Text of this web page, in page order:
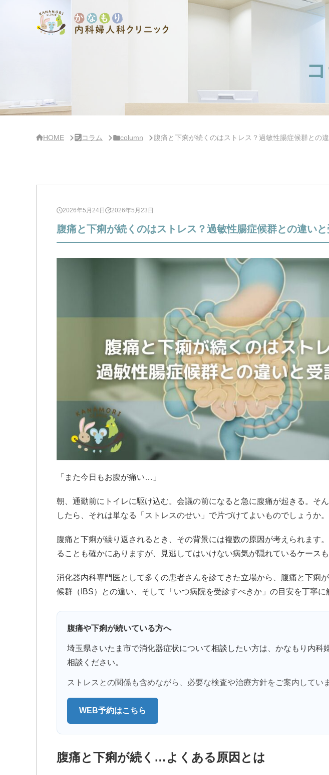
HOME コラム column 腹痛と下痢が続くのはストレス？過敏性腸症候群との
2026年5月24日 2026年5月23日
腹痛と下痢が続くのはストレス？過敏性腸症候群との違い
「また今日もお腹が痛い…」
朝、通勤前にトイレに駆け込む。会議の前になると急に腹痛が起きる。そ
したら、それは単なる「ストレスのせい」で片づけてよいものでしょうか。
腹痛と下痢が繰り返されるとき、その背景には複数の原因が考えられます
ることも確かにありますが、見逃してはいけない病気が隠れているケースも
消化器内科専門医として多くの患者さんを診てきた立場から、腹痛と下痢
候群（IBS）との違い、そして「いつ病院を受診すべきか」の目安を丁寧に
腹痛や下痢が続いている方へ
埼玉県さいたま市で消化器症状について相談したい方は、かなもり内科
相談ください。
ストレスとの関係も含めながら、必要な検査や治療方針をご案内してい
WEB予約はこちら
腹痛と下痢が続く…よくある原因とは